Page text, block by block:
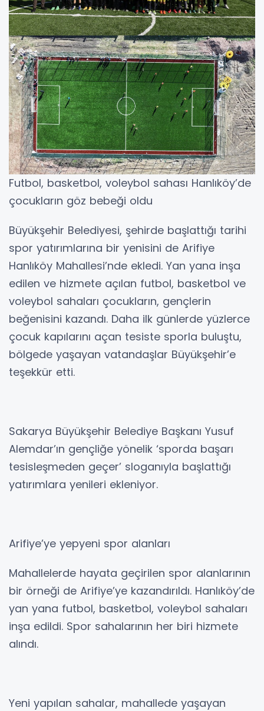
Futbol, basketbol, voleybol sahası Hanlıköy’de
çocukların göz bebeği oldu
Büyükşehir Belediyesi, şehirde başlattığı tarihi
spor yatırımlarına bir yenisini de Arifiye
Hanlıköy Mahallesi’nde ekledi. Yan yana inşa
edilen ve hizmete açılan futbol, basketbol ve
voleybol sahaları çocukların, gençlerin
beğenisini kazandı. Daha ilk günlerde yüzlerce
çocuk kapılarını açan tesiste sporla buluştu,
bölgede yaşayan vatandaşlar Büyükşehir’e
teşekkür etti.
Sakarya Büyükşehir Belediye Başkanı Yusuf
Alemdar’ın gençliğe yönelik ‘sporda başarı
tesisleşmeden geçer’ sloganıyla başlattığı
yatırımlara yenileri ekleniyor.
Arifiye’ye yepyeni spor alanları
Mahallelerde hayata geçirilen spor alanlarının
bir örneği de Arifiye’ye kazandırıldı. Hanlıköy’de
yan yana futbol, basketbol, voleybol sahaları
inşa edildi. Spor sahalarının her biri hizmete
alındı.
Yeni yapılan sahalar, mahallede yaşayan